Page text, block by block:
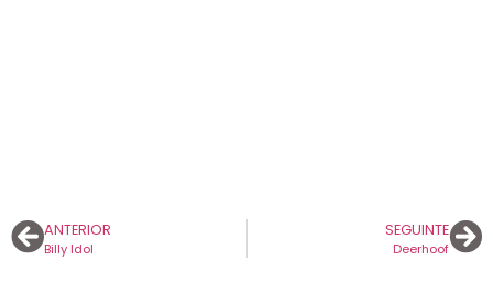
ANTERIOR
Billy Idol
SEGUINTE
Deerhoof